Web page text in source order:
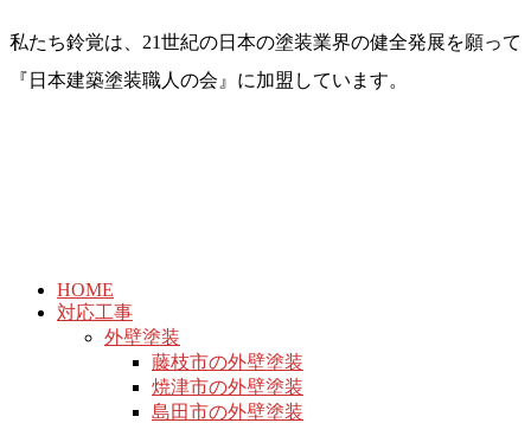
私たち鈴覚は、21世紀の日本の塗装業界の健全発展を願って
『日本建築塗装職人の会』に加盟しています。
HOME
対応工事
外壁塗装
藤枝市の外壁塗装
焼津市の外壁塗装
島田市の外壁塗装